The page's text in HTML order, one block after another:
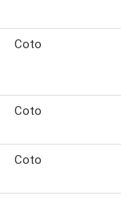
Coto
Coto
Coto